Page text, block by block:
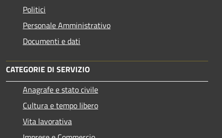
Politici
Personale Amministrativo
Documenti e dati
CATEGORIE DI SERVIZIO
Anagrafe e stato civile
Cultura e tempo libero
Vita lavorativa